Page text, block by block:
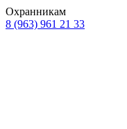
Охранникам
8 (963) 961 21 33